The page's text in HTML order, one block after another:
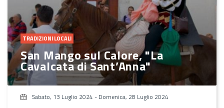
TRADIZIONI LOCALI
San Mango sul Calore, "La
Cavalcata di Sant’Anna"
Sabato, 13 Luglio 2024 - Domenica, 28 Luglio 2024